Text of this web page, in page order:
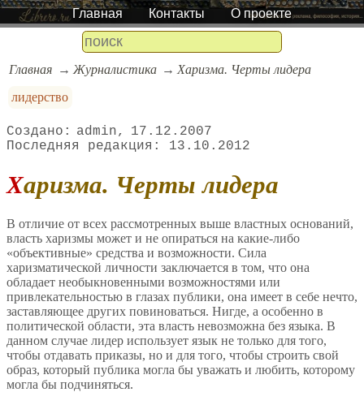
Главная Контакты О проекте
Главная Журналистика
Харизма. Черты лидера
лидерство
admin
17.12.2007
13.10.2012
Харизма. Черты лидера
В отличие от всех рассмотренных выше властных оснований,
власть харизмы может и не опираться на какие-либо
«объективные» средства и возможности. Сила
харизматической личности заключается в том, что она
обладает необыкновенными возможностями или
привлекательностью в глазах публики, она имеет в себе нечто,
заставляющее других повиноваться. Нигде, а особенно в
политической области, эта власть невозможна без языка. В
данном случае лидер использует язык не только для того,
чтобы отдавать приказы, но и для того, чтобы строить свой
образ, который публика могла бы уважать и любить, которому
могла бы подчиняться.